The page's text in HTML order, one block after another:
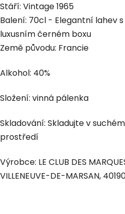
Stáří: Vintage 1965
Balení: 70cl - Elegantní lahev
luxusním černém boxu
Země původu: Francie
Alkohol: 40%
Složení: vinná pálenka
Skladování: Skladujte v
prostředí
Výrobce: LE CLUB DES
VILLENEUVE-DE-MARSAN,